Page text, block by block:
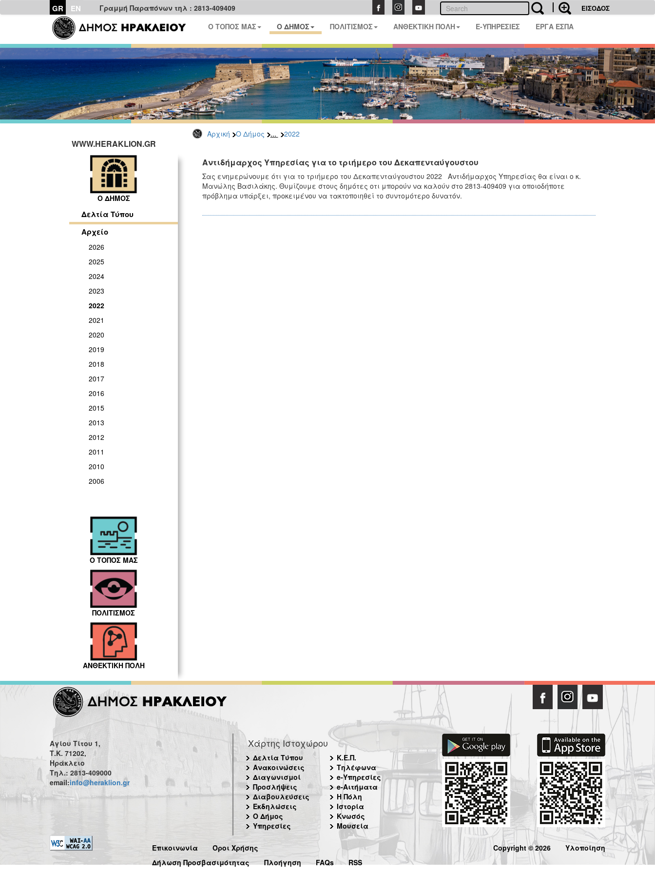
GR EN Γραμμή Παραπόνων τηλ : 2813-409409 ΕΙΣΟΔΟΣ
Ο ΤΟΠΟΣ ΜΑΣ Ο ΔΗΜΟΣ ΠΟΛΙΤΙΣΜΟΣ ΑΝΘΕΚΤΙΚΗ ΠΟΛΗ E-ΥΠΗΡΕΣΙΕΣ ΕΡΓΑ ΕΣΠΑ
Αρχική Ο Δήμος ... 2022
WWW.HERAKLION.GR
Ο ΔΗΜΟΣ
Δελτία Τύπου
Αρχείο
2026
2025
2024
2023
2022
2021
2020
2019
2018
2017
2016
2015
2013
2012
2011
2010
2006
Ο ΤΟΠΟΣ ΜΑΣ
ΠΟΛΙΤΙΣΜΟΣ
ΑΝΘΕΚΤΙΚΗ ΠΟΛΗ
Αντιδήμαρχος Υπηρεσίας για το τριήμερο του Δεκαπενταύγουστου
Σας ενημερώνουμε ότι για το τριήμερο του Δεκαπενταύγουστου 2022 Αντιδήμαρχος Υπηρεσίας θα είναι ο κ.
Μανώλης Βασιλάκης. Θυμίζουμε στους δημότες οτι μπορούν να καλούν στο 2813-409409 για οποιοδήποτε
πρόβλημα υπάρξει, προκειμένου να τακτοποιηθεί το συντομότερο δυνατόν.
Αγίου Τίτου 1,
Τ.Κ. 71202,
Ηράκλειο
Τηλ.: 2813-409000
email:info@heraklion.gr
Χάρτης Ιστοχώρου
Δελτία Τύπου
Ανακοινώσεις
Διαγωνισμοί
Προσλήψεις
Διαβουλεύσεις
Εκδηλώσεις
Ο Δήμος
Υπηρεσίες
Κ.Ε.Π.
Τηλέφωνα
e-Υπηρεσίες
e-Αιτήματα
Η Πόλη
Ιστορία
Κνωσός
Μουσεία
Επικοινωνία
Όροι Χρήσης
Δήλωση Προσβασιμότητας
Πλοήγηση FAQs RSS
Copyright © 2026 Υλοποίηση